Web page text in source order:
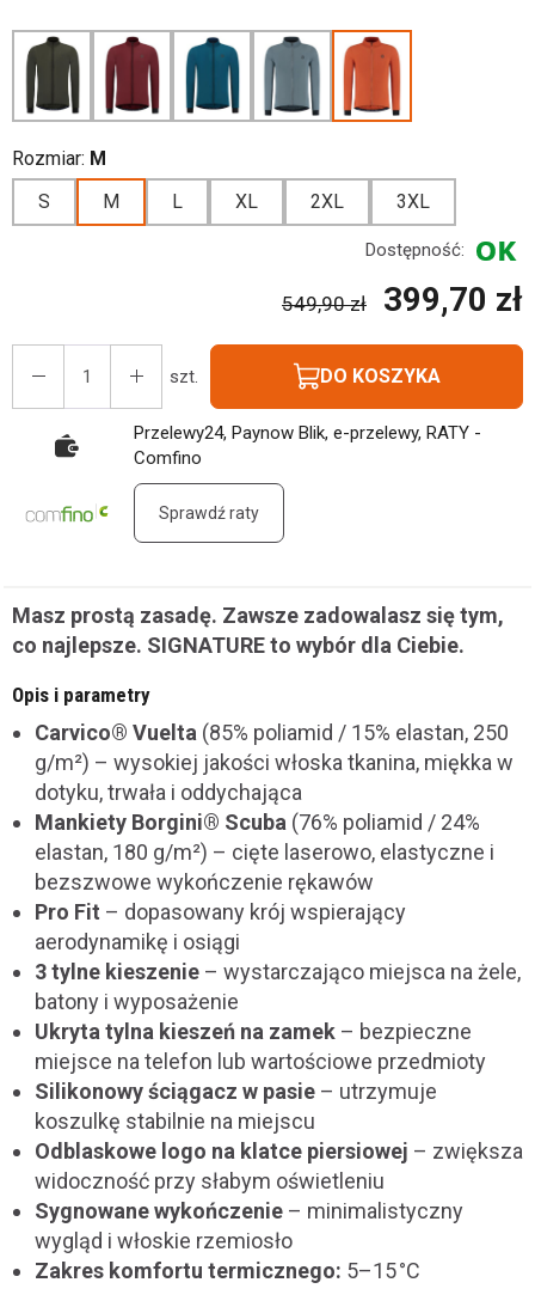
Rozmiar: M
S
M L XL 2XL 3XL
Dostępność:
549,90 zł 399,70 zł
szt. DO KOSZYKA
Przelewy24, Paynow Blik, e-przelewy, RATY -
Comfino
Sprawdź raty
Masz prostą zasadę. Zawsze zadowalasz się tym,
co najlepsze. SIGNATURE to wybór dla Ciebie.
Opis i parametry
Carvico® Vuelta (85% poliamid / 15% elastan, 250
g/m²) – wysokiej jakości włoska tkanina, miękka w
dotyku, trwała i oddychająca
Mankiety Borgini® Scuba (76% poliamid / 24%
elastan, 180 g/m²) – cięte laserowo, elastyczne i
bezszwowe wykończenie rękawów
Pro Fit – dopasowany krój wspierający
aerodynamikę i osiągi
3 tylne kieszenie – wystarczająco miejsca na żele,
batony i wyposażenie
Ukryta tylna kieszeń na zamek – bezpieczne
miejsce na telefon lub wartościowe przedmioty
Silikonowy ściągacz w pasie – utrzymuje
koszulkę stabilnie na miejscu
Odblaskowe logo na klatce piersiowej – zwiększa
widoczność przy słabym oświetleniu
Sygnowane wykończenie – minimalistyczny
wygląd i włoskie rzemiosło
Zakres komfortu termicznego: 5–15 °C